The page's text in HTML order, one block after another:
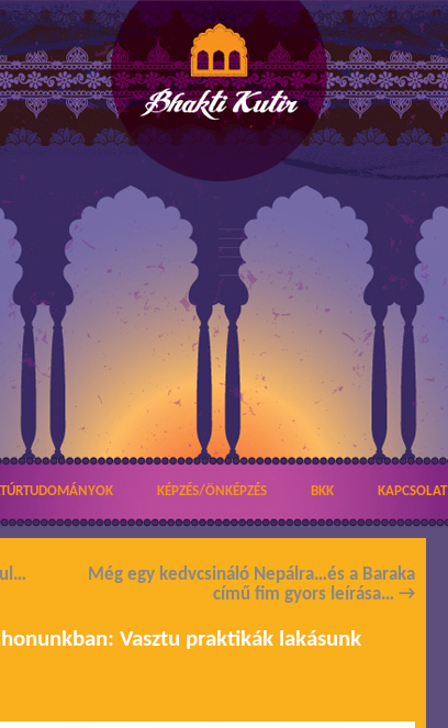
KÉPZÉS/ÖNKÉPZÉS BKK KAPCSOLAT
Még egy kedvcsináló Nepálra…és a Baraka
című fim gyors leírása… →
Vasztu praktikák lakásunk